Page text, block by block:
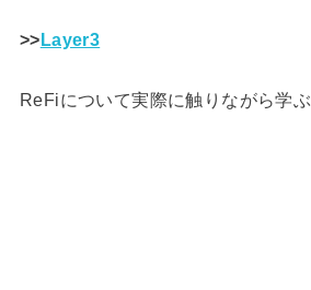
>>Layer3
ReFiについて実際に触りながら学ぶ